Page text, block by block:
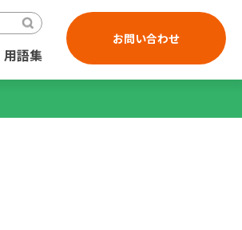
用語集
お問い合わせ